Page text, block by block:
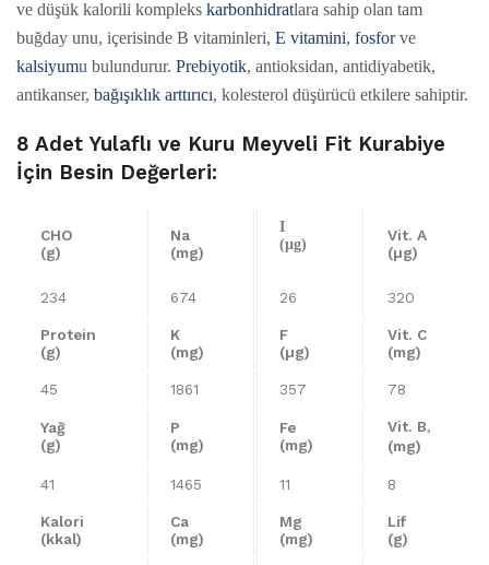
ve düşük kalorili kompleks karbonhidratlara sahip olan tam
buğday unu, içerisinde B vitaminleri, E vitamini, fosforve
kalsiyumu bulundurur. Prebiyotik, antioksidan, antidiyabetik,
antikanser, bağışıklık arttırıcı, kolesterol düşürücü etkilere sahiptir.
8 Adet Yulaflı ve Kuru Meyveli Fit Kurabiye
İçin Besin Değerleri:
CHO
(g)
Na
(mg)
I
(µg)
Vit. A
(µg)
234 674 26 320
Protein
(g)
K
(mg)
F
(µg)
Vit. C
(mg)
45 1861 357 78
Yağ
(g)
P
(mg)
Fe
(mg)
Vit. B³
(mg)
41 1465 11 8
Kalori
(kkal)
Ca
(mg)
Mg
(mg)
Lif
(g)